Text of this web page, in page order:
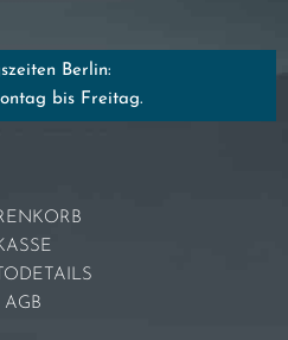
Berlin:
bis Freitag.
AGB